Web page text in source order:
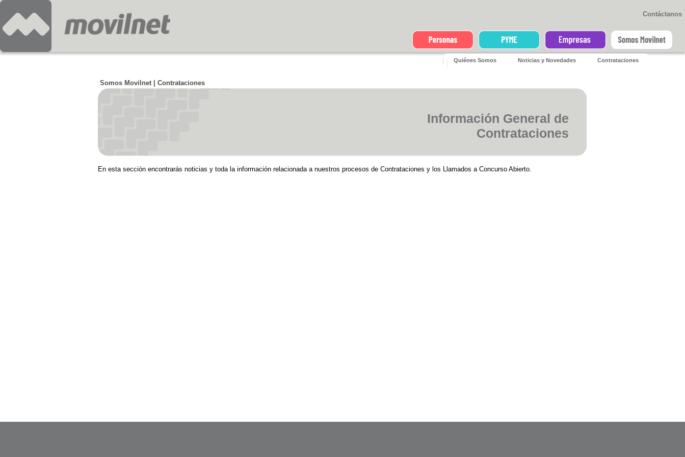
Contáctanos
Quiénes Somos Noticias y Novedades Contrataciones
Somos Movilnet | Contrataciones
Información General de
Contrataciones
En esta sección encontrarás noticias y toda la información relacionada a nuestros procesos de Contrataciones y los Llamados a Concurso Abierto.